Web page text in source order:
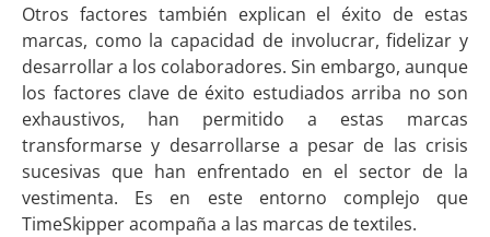
Otros factores también explican el éxito de estas
marcas, como la capacidad de involucrar, fidelizar y
desarrollar a los colaboradores. Sin embargo, aunque
los factores clave de éxito estudiados arriba no son
exhaustivos, han permitido a estas marcas
transformarse y desarrollarse a pesar de las crisis
sucesivas que han enfrentado en el sector de la
vestimenta. Es en este entorno complejo que
TimeSkipper acompaña a las marcas de textiles.